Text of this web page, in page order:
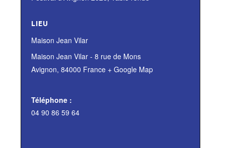
LIEU
Maison Jean Vilar
Maison Jean Vilar - 8 rue de Mons
Avignon, 84000 France + Google Map
Téléphone :
04 90 86 59 64